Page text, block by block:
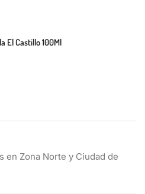
El Castillo 100Ml
en Zona Norte y Ciudad de